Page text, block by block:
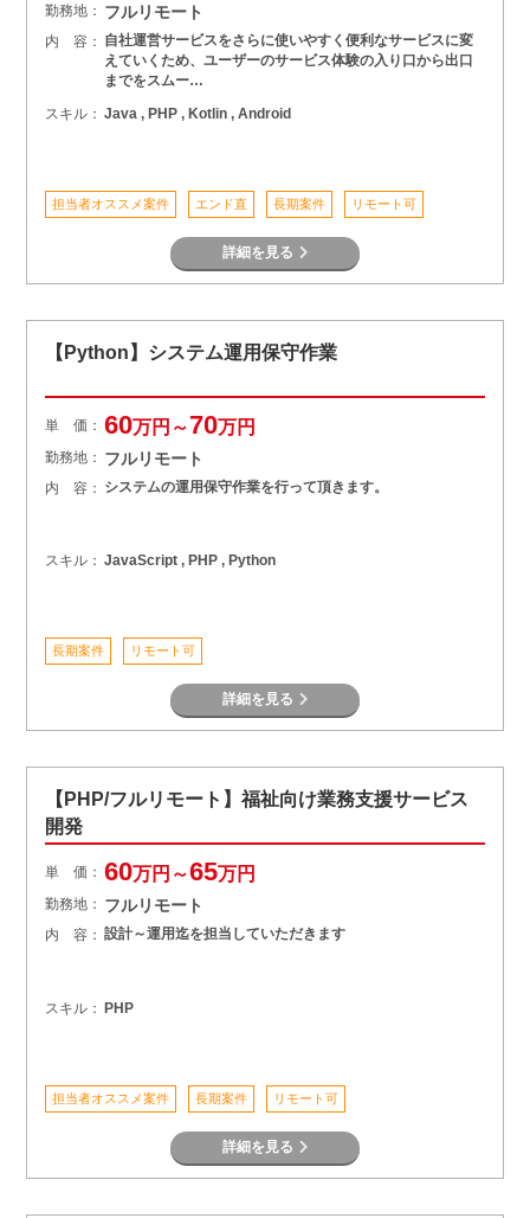
勤務地： フルリモート
内 容： 自社運営サービスをさらに使いやすく便利なサービスに変
えていくため、ユーザーのサービス体験の入り口から出口
までをスムー…
スキル： Java , PHP , Kotlin , Android
担当者オススメ案件 エンド直 長期案件 リモート可
詳細を見る
【Python】システム運用保守作業
単 価： 60万円～70万円
勤務地： フルリモート
内 容： システムの運用保守作業を行って頂きます。
スキル： JavaScript , PHP , Python
長期案件 リモート可
詳細を見る
【PHP/フルリモート】福祉向け業務支援サービス
開発
単 価： 60万円～65万円
勤務地： フルリモート
内 容： 設計～運用迄を担当していただきます
スキル： PHP
担当者オススメ案件 長期案件 リモート可
詳細を見る